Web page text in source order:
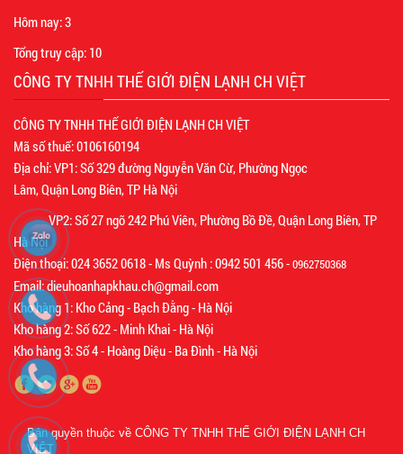
Hôm nay:3
Tổng truy cập: 10
CÔNG TY TNHH THẾ GIỚI ĐIỆN LẠNH CH VIỆT
CÔNG TY TNHH THẾ GIỚI ĐIỆN LẠNH CH VIỆT
Mã số thuế: 0106160194
Địa chỉ: VP1: Số 329 đường Nguyễn Văn Cừ, Phường Ngọc
Lâm, Quận Long Biên, TP Hà Nội
VP2: Số 27 ngõ 242 Phú Viên, Phường Bồ Đề, Quận Long Biên, TP
Hà Nội
Điện thoại: 024 3652 0618 - Ms Quỳnh : 0942 501 456 -0962750368
Email: dieuhoanhapkhau.ch@gmail.com
Kho hàng 1: Kho Cảng - Bạch Đằng - Hà Nội
Kho hàng 2: Số 622 - Minh Khai - Hà Nội
Kho hàng 3: Số 4 - Hoàng Diệu - Ba Đình - Hà Nội
Bản quyền thuộc về CÔNG TY TNHH THẾ GIỚI ĐIỆN LẠNH CH
VIỆT